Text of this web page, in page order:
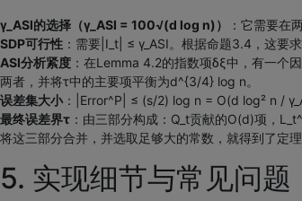
γ_ASI的选择（γ_ASI = 100√(d log n)）
：它需要在
SDP可行性 ：需要|I_t| ≤ γ_ASI。根据命题3.4，这要
ASI分析紧度 ：在Lemma 4.2的指数项δξ中，有一个
两者，并将τ中的主要项平衡为d^{3/4} log n。
误差集大小：|Error^P| ≤ (s/2) log n = O(d log² n /
最终误差界τ ：由三部分构成：Q_t贡献的O(d)项，
将这三部分合并，并选取足够大的常数，就得到了
5. 实现细节与常见问题